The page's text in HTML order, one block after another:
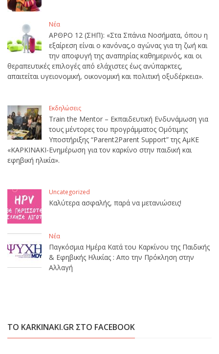
Νέα
ΑΡΘΡΟ 12 (ΣΗΠ): «Στα Σπάνια Νοσήματα, όπου η
εξαίρεση είναι ο κανόνας,ο αγώνας για τη ζωή και
την αποφυγή της αναπηρίας καθημερινός, και οι
θεραπευτικές επιλογές από ελάχιστες έως ανύπαρκτες,
απαιτείται υγειονομική, οικονομική και πολιτική οξυδέρκεια».
Εκδηλώσεις
Train the Mentor – Εκπαιδευτική Ενδυνάμωση για
τους μέντορες του προγράμματος Ομότιμης
Υποστήριξης “Parent2Parent Support” της ΑμΚΕ
«ΚΑΡΚΙΝΑΚΙ-Ενημέρωση για τον καρκίνο στην παιδική και
εφηβική ηλικία».
Uncategorized
Καλύτερα ασφαλής, παρά να μετανιώσεις!
Νέα
Παγκόσμια Ημέρα Κατά του Καρκίνου της Παιδικής
& Εφηβικής Ηλικίας : Απο την Πρόκληση στην
Αλλαγή
ΤΟ KARKINAKI.GR ΣΤΟ FACEBOOK